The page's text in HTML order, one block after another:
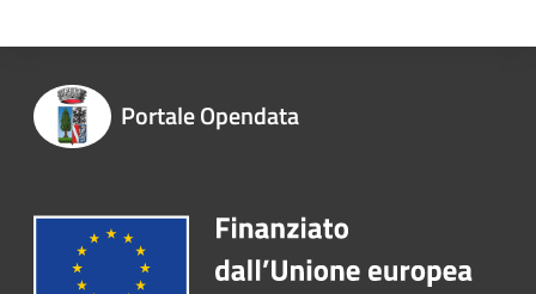
Portale Opendata